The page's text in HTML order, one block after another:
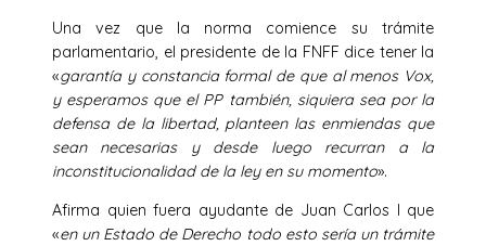
Una vez que la norma comience su trámite
parlamentario, el presidente de la FNFF dice tener la
«garantía y constancia formal de que al menos Vox,
y esperamos que el PP también, siquiera sea por la
defensa de la libertad, planteen las enmiendas que
sean necesarias y desde luego recurran a la
inconstitucionalidad de la ley en su momento».
Afirma quien fuera ayudante de Juan Carlos I que
«en un Estado de Derecho todo esto sería un trámite